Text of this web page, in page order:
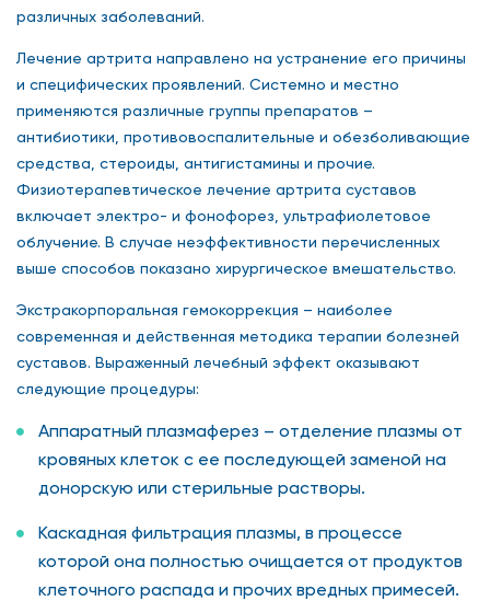
различных заболеваний.
Лечение артрита направлено на устранение его причины
и специфических проявлений. Системно и местно
применяются различные группы препаратов –
антибиотики, противовоспалительные и обезболивающие
средства, стероиды, антигистамины и прочие.
Физиотерапевтическое лечение артрита суставов
включает электро- и фонофорез, ультрафиолетовое
облучение. В случае неэффективности перечисленных
выше способов показано хирургическое вмешательство.
Экстракорпоральная гемокоррекция – наиболее
современная и действенная методика терапии болезней
суставов. Выраженный лечебный эффект оказывают
следующие процедуры:
Аппаратный плазмаферез – отделение плазмы от
кровяных клеток с ее последующей заменой на
донорскую или стерильные растворы.
Каскадная фильтрация плазмы, в процессе
которой она полностью очищается от продуктов
клеточного распада и прочих вредных примесей.